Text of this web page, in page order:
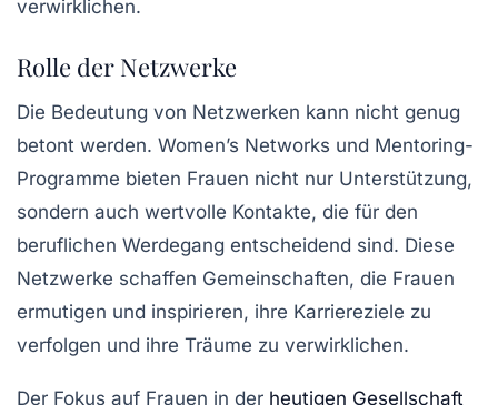
verwirklichen.
Rolle der Netzwerke
Die Bedeutung von Netzwerken kann nicht genug
betont werden. Women’s Networks und Mentoring-
Programme bieten Frauen nicht nur Unterstützung,
sondern auch wertvolle Kontakte, die für den
beruflichen Werdegang entscheidend sind. Diese
Netzwerke schaffen Gemeinschaften, die Frauen
ermutigen und inspirieren, ihre Karriereziele zu
verfolgen und ihre Träume zu verwirklichen.
Der Fokus auf Frauen in der heutigen Gesellschaft